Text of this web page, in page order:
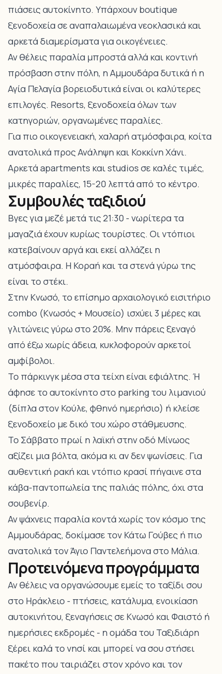
πιάσεις αυτοκίνητο. Υπάρχουν boutique
ξενοδοχεία σε αναπαλαιωμένα νεοκλασικά και
αρκετά διαμερίσματα για οικογένειες.
Αν θέλεις παραλία μπροστά αλλά και κοντινή
πρόσβαση στην πόλη, η Αμμουδάρα δυτικά ή η
Αγία Πελαγία βορειοδυτικά είναι οι καλύτερες
επιλογές. Resorts, ξενοδοχεία όλων των
κατηγοριών, οργανωμένες παραλίες.
Για πιο οικογενειακή, χαλαρή ατμόσφαιρα, κοίτα
ανατολικά προς Ανάληψη και Κοκκίνη Χάνι.
Αρκετά apartments και studios σε καλές τιμές,
μικρές παραλίες, 15-20 λεπτά από το κέντρο.
Συμβουλές ταξιδιού
Βγες για μεζέ μετά τις 21:30 - νωρίτερα τα
μαγαζιά έχουν κυρίως τουρίστες. Οι ντόπιοι
κατεβαίνουν αργά και εκεί αλλάζει η
ατμόσφαιρα. Η Κοραή και τα στενά γύρω της
είναι το στέκι.
Στην Κνωσό, το επίσημο αρχαιολογικό εισιτήριο
combo (Κνωσός + Μουσείο) ισχύει 3 μέρες και
γλιτώνεις γύρω στο 20%. Μην πάρεις ξεναγό
από έξω χωρίς άδεια, κυκλοφορούν αρκετοί
αμφίβολοι.
Το πάρκινγκ μέσα στα τείχη είναι εφιάλτης. Ή
άφησε το αυτοκίνητο στο parking του λιμανιού
(δίπλα στον Κούλε, φθηνό ημερήσιο) ή κλείσε
ξενοδοχείο με δικό του χώρο στάθμευσης.
Το Σάββατο πρωί η λαϊκή στην οδό Μίνωος
αξίζει μια βόλτα, ακόμα κι αν δεν ψωνίσεις. Για
αυθεντική ρακή και ντόπιο κρασί πήγαινε στα
κάβα-παντοπωλεία της παλιάς πόλης, όχι στα
σουβενίρ.
Αν ψάχνεις παραλία κοντά χωρίς τον κόσμο της
Αμμουδάρας, δοκίμασε τον Κάτω Γούβες ή πιο
ανατολικά τον Άγιο Παντελεήμονα στο Μάλια.
Προτεινόμενα προγράμματα
Αν θέλεις να οργανώσουμε εμείς το ταξίδι σου
στο Ηράκλειο - πτήσεις, κατάλυμα, ενοικίαση
αυτοκινήτου, ξεναγήσεις σε Κνωσό και Φαιστό ή
ημερήσιες εκδρομές - η ομάδα του Ταξιδιάρη
ξέρει καλά το νησί και μπορεί να σου στήσει
πακέτο που ταιριάζει στον χρόνο και τον